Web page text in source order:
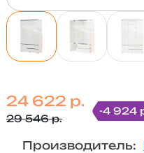
24 622 р.
29 546 р.
-4 924
Производитель: